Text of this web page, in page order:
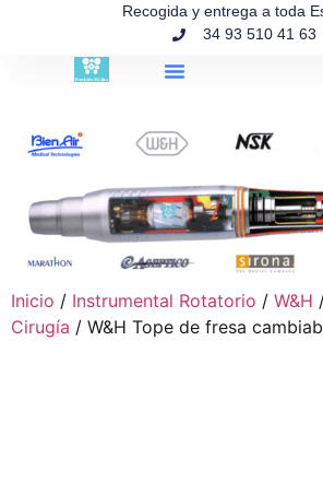
Recogida y entrega a toda
34 93 510 41 63
Inicio / Instrumental Rotatorio / W&H
Cirugía / W&H Tope de fresa